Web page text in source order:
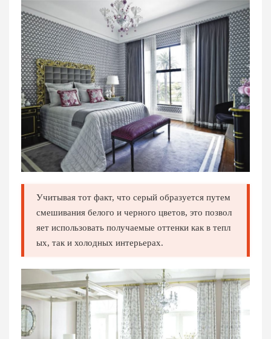
Учитывая тот факт, что серый образуется путем
смешивания белого и черного цветов, это позвол
яет использовать получаемые оттенки как в тепл
ых, так и холодных интерьерах.